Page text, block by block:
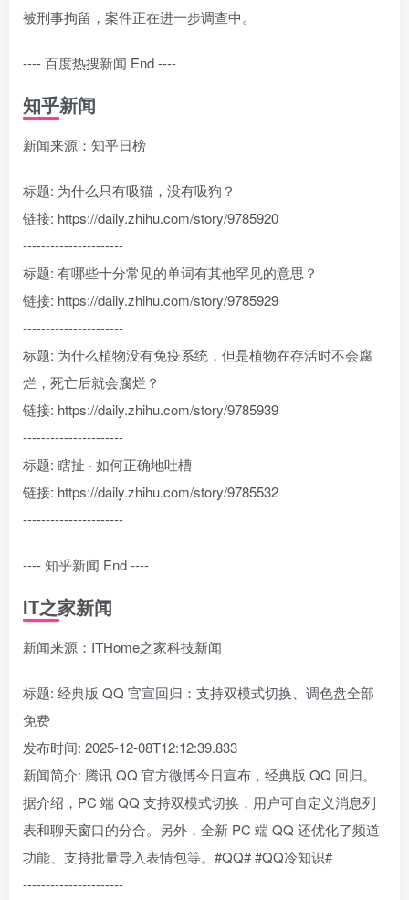
被刑事拘留，案件正在进一步调查中。
---- 百度热搜新闻 End ----
知乎新闻
新闻来源：知乎日榜
标题: 为什么只有吸猫，没有吸狗？
链接: https://daily.zhihu.com/story/9785920
----------------------
标题: 有哪些十分常见的单词有其他罕见的意思？
链接: https://daily.zhihu.com/story/9785929
----------------------
标题: 为什么植物没有免疫系统，但是植物在存活时不会腐
烂，死亡后就会腐烂？
链接: https://daily.zhihu.com/story/9785939
----------------------
标题: 瞎扯 · 如何正确地吐槽
链接: https://daily.zhihu.com/story/9785532
----------------------
---- 知乎新闻 End ----
IT之家新闻
新闻来源：ITHome之家科技新闻
标题: 经典版 QQ 官宣回归：支持双模式切换、调色盘全部
免费
发布时间: 2025-12-08T12:12:39.833
新闻简介: 腾讯 QQ 官方微博今日宣布，经典版 QQ 回归。
据介绍，PC 端 QQ 支持双模式切换，用户可自定义消息列
表和聊天窗口的分合。另外，全新 PC 端 QQ 还优化了频道
功能、支持批量导入表情包等。#QQ# #QQ冷知识#
----------------------